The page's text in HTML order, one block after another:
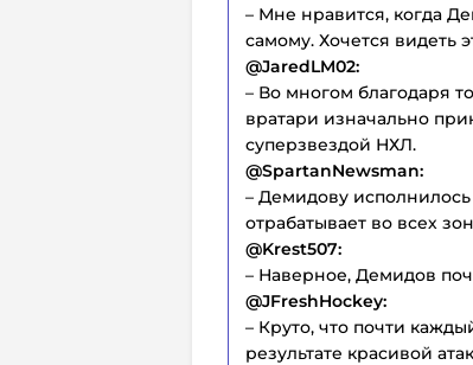
– Мне нравится, когда
самому. Хочется видеть
@JaredLM02:
– Во многом благодаря
вратари изначально
суперзвездой НХЛ.
@SpartanNewsman:
– Демидову исполнилось
отрабатывает во всех
@Krest507:
– Наверное, Демидов
@JFreshHockey:
– Круто, что почти
результате красивой